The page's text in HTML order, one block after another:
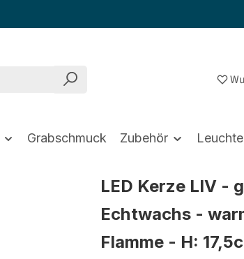
Grabschmuck Zubehör
LED Kerze LIV -
Echtwachs -
Flamme - H: